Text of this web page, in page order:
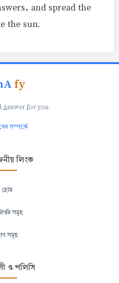
and spread the
the sun.
fy
Answer foryou.
সম্পর্কে
লিংক
হোম
সমূহ
সমূহ
ও পলিসি